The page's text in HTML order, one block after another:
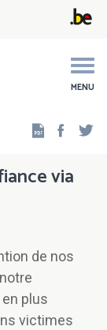
MENU
via
de nos
plus
victimes